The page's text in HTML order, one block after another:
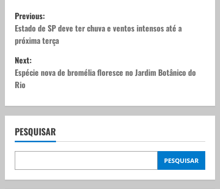
P
o
s
t
n
a
v
i
g
Previous:
Estado de SP deve ter chuva e ventos intensos até a
próxima terça
Next:
Espécie nova de bromélia floresce no Jardim Botânico do
Rio
PESQUISAR
PESQUISAR